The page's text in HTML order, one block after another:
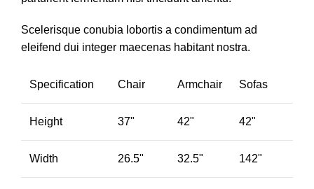
Scelerisque conubia lobortis a condimentum ad
eleifend dui integer maecenas habitant nostra.
Specification Chair Armchair Sofas
Height 37" 42" 42"
Width 26.5" 32.5" 142"